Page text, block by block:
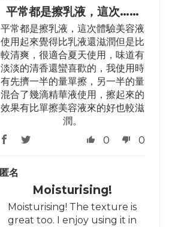
平常都是擦乳液，這次……
平常都是擦乳液，這次體驗美容液
使用起來覺得比乳液還滋潤但是比
較清爽，很適合夏天使用，味道有
淡淡的清香還蠻喜歡的，我使用時
有先擠一半的量單擦，另一半的量
混合了幾滴精華液使用，擦起來的
效果有比單擦美容液來的好也較滋
潤。
0
0
匿名
Moisturising!
Moisturising! The texture is
great too. I enjoy using it in